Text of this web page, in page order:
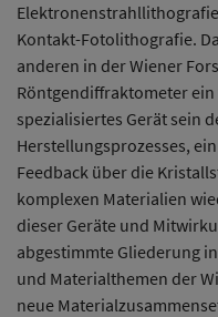
Kontakt-Fotolithografie.
anderen in der Wiener
Röntgendiffraktometer
spezialisiertes Gerät sein
Herstellungsprozesses,
Feedback über die
komplexen Materialien
dieser Geräte und
abgestimmte Gliederung
und Materialthemen der
neue